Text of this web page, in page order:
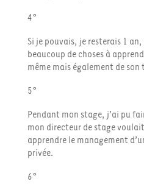
4°
Si je pouvais, je resterais 1
beaucoup de choses à
même mais également de
5°
Pendant mon stage, j’ai pu
mon directeur de stage
apprendre le management
privée.
6°